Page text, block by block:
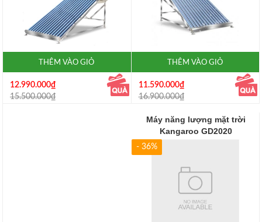
THÊM VÀO GIỎ
12.990.000₫
15.500.000₫
THÊM VÀO GIỎ
11.590.000₫
16.900.000₫
Máy năng lượng mặt trời
Kangaroo GD2020
- 36%